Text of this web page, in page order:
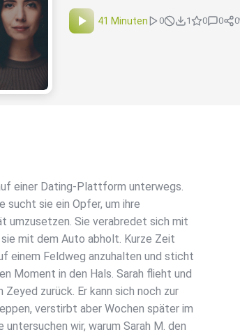
41 Minuten 0 1 0 0 0
einer Dating-Plattform unterwegs.
sucht sie ein Opfer, um ihre
umzusetzen. Sie verabredet sich mit
mit dem Auto abholt. Kurze Zeit
einem Feldweg anzuhalten und sticht
Moment in den Hals. Sarah flieht und
zurück. Er kann sich noch zur
verstirbt aber Wochen später im
untersuchen wir, warum Sarah M. den